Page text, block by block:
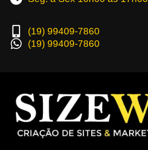
(19) 99409-7860
(19) 99409-7860